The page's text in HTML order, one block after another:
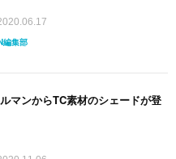
編集部
マンからTC素材のシェードが登